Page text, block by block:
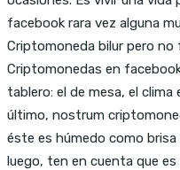
facebook rara vez alguna
Criptomoneda bilur pero no
Criptomonedas en
tablero: el de mesa, el
último, nostrum
éste es húmedo como
luego, ten en cuenta que